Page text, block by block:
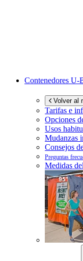
Contenedores U-
Volver al
Tarifas e
Opciones
Usos
Mudanzas
Consejos
Preguntas
Medidas